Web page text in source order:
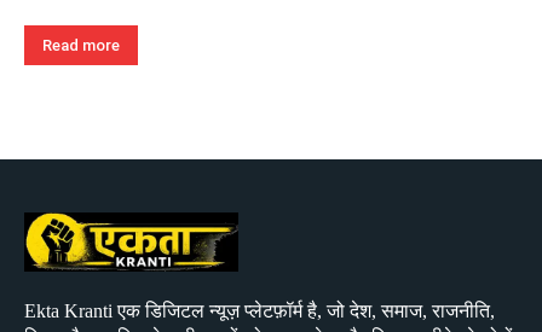
Read more
Ekta Kranti एक डिजिटल न्यूज़ प्लेटफ़ॉर्म है, जो देश, समाज, राजनीति,